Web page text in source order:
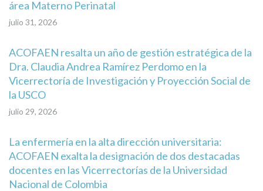
área Materno Perinatal
julio 31, 2026
ACOFAEN resalta un año de gestión estratégica de la
Dra. Claudia Andrea Ramírez Perdomo en la
Vicerrectoría de Investigación y Proyección Social de
la USCO
julio 29, 2026
La enfermería en la alta dirección universitaria:
ACOFAEN exalta la designación de dos destacadas
docentes en las Vicerrectorías de la Universidad
Nacional de Colombia